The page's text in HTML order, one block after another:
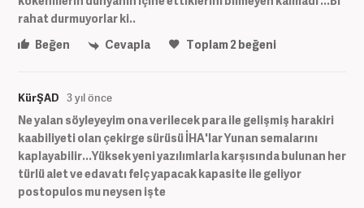
rahat durmuyorlar ki..
Beğen
Cevapla Toplam2beğeni
KürŞAD 3 yıl önce
Ne yalan söyleyeyim ona verilecek para ile gelişmiş harakiri
kaabiliyeti olan çekirge sürüsü İHA'lar Yunan semalarını
kaplayabilir...Yüksek yeni yazılımlarla karşısında bulunan her
türlü alet ve edavatı felç yapacak kapasite ile geliyor
postopulos mu neysen işte